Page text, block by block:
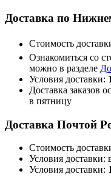
Доставка по
Стоимость
Ознакомиться со
можно в разделе
Условия доставки:
Доставка заказов
в пятницу
Доставка Почтой
Стоимость
Условия доставки:
Условия доставки: